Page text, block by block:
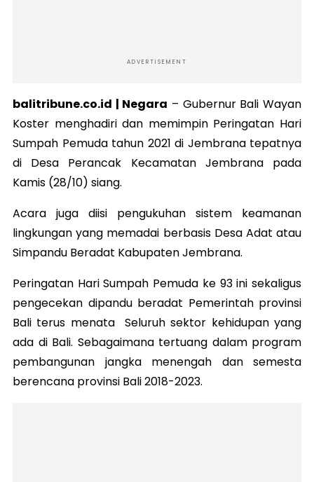
ADVERTISEMENT
balitribune.co.id | Negara – Gubernur Bali Wayan
Koster menghadiri dan memimpin Peringatan Hari
Sumpah Pemuda tahun 2021 di Jembrana tepatnya
di Desa Perancak Kecamatan Jembrana pada
Kamis (28/10) siang.
Acara juga diisi pengukuhan sistem keamanan
lingkungan yang memadai berbasis Desa Adat atau
Simpandu Beradat Kabupaten Jembrana.
Peringatan Hari Sumpah Pemuda ke 93 ini sekaligus
pengecekan dipandu beradat Pemerintah provinsi
Bali terus menata Seluruh sektor kehidupan yang
ada di Bali. Sebagaimana tertuang dalam program
pembangunan jangka menengah dan semesta
berencana provinsi Bali 2018-2023.